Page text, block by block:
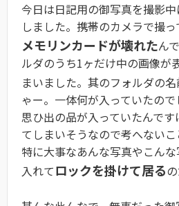
今日は日記用の御写真を撮影
しました。携帯のカメラで撮
メモリンカードが壊れたん
ルダのうち1ヶだけ中の画像が
まいました。其のフォルダの
ゃー。一体何が入っていたの
思ひ出の品が入っていたんで
てしまいそうなので考へないこ
特に大事なあんな写真やこん
入れてロックを掛けて居る